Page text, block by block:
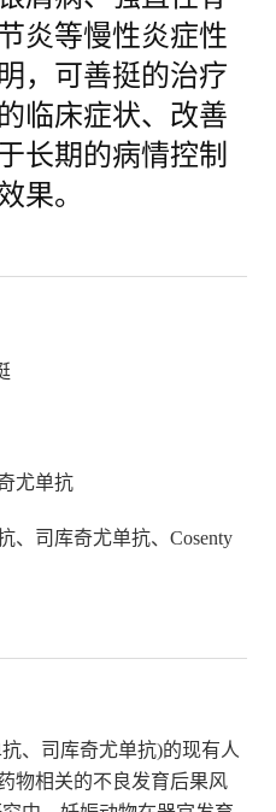
炎等慢性炎症性
，可善挺的治疗
临床症状、改善
长期的病情控制
果。
尤单抗
、司库奇尤单抗、Cosenty
、司库奇尤单抗)的现有人
物相关的不良发育后果风